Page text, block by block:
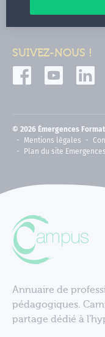
SUIVEZ-NOUS !
© 2026 Émergences
Mentions légales
Plan du site
Annuaire de
pédagogiques.
partage dédié à